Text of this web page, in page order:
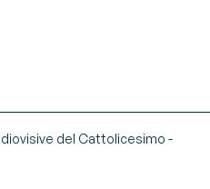
del Cattolicesimo -